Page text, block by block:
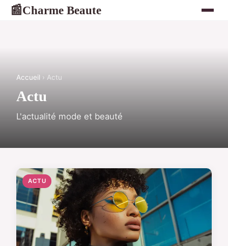
📰Charme Beaute
Accueil › Actu
Actu
L'actualité mode et beauté
ACTU